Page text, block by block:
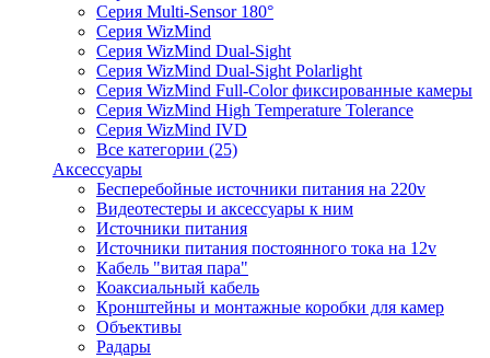
Серия Multi-Sensor 180°
Серия WizMind
Серия WizMind Dual-Sight
Серия WizMind Dual-Sight Polarlight
Серия WizMind Full-Color фиксированные камеры
Серия WizMind High Temperature Tolerance
Серия WizMind IVD
Все категории (25)
Аксессуары
Бесперебойные источники питания на 220v
Видеотестеры и аксессуары к ним
Источники питания
Источники питания постоянного тока на 12v
Кабель "витая пара"
Коаксиальный кабель
Кронштейны и монтажные коробки для камер
Объективы
Радары